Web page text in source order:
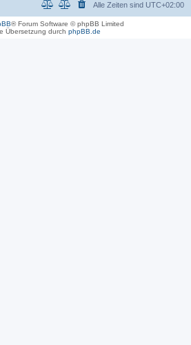
Alle Zeiten sind UTC+02:00
® Forum Software © phpBB Limited
Übersetzung durch phpBB.de